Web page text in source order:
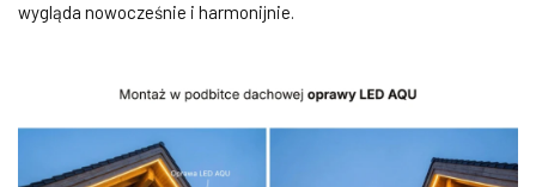
wygląda nowocześnie i harmonijnie.